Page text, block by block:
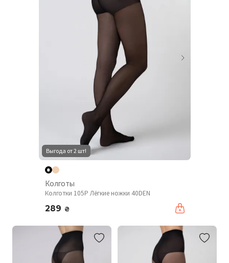
Выгода от 2 шт!
Колготы
Колготки 105P Лёгкие ножки 40DEN
289 ₴